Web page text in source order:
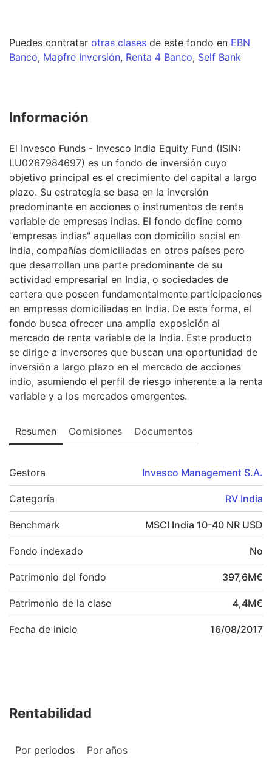
Puedes contratar otras clases de este fondo en EBN
Banco, Mapfre Inversión, Renta 4 Banco, Self Bank
Información
El Invesco Funds - Invesco India Equity Fund (ISIN:
LU0267984697) es un fondo de inversión cuyo
objetivo principal es el crecimiento del capital a largo
plazo. Su estrategia se basa en la inversión
predominante en acciones o instrumentos de renta
variable de empresas indias. El fondo define como
"empresas indias" aquellas con domicilio social en
India, compañías domiciliadas en otros países pero
que desarrollan una parte predominante de su
actividad empresarial en India, o sociedades de
cartera que poseen fundamentalmente participaciones
en empresas domiciliadas en India. De esta forma, el
fondo busca ofrecer una amplia exposición al
mercado de renta variable de la India. Este producto
se dirige a inversores que buscan una oportunidad de
inversión a largo plazo en el mercado de acciones
indio, asumiendo el perfil de riesgo inherente a la renta
variable y a los mercados emergentes.
Resumen Comisiones Documentos
Gestora Invesco Management S.A.
Categoría RV India
Benchmark MSCI India 10-40 NR USD
Fondo indexado No
Patrimonio del fondo 397,6M€
Patrimonio de la clase 4,4M€
Fecha de inicio 16/08/2017
Rentabilidad
Por periodos Por años